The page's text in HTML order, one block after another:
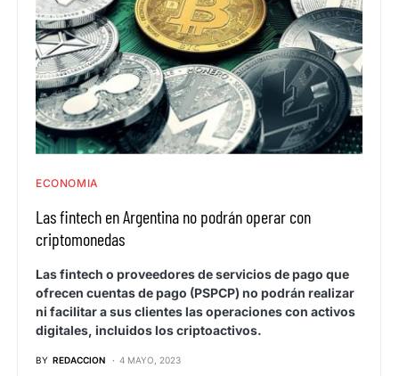
ECONOMIA
Las fintech en Argentina no podrán operar con
criptomonedas
Las fintech o proveedores de servicios de pago que
ofrecen cuentas de pago (PSPCP) no podrán realizar
ni facilitar a sus clientes las operaciones con activos
digitales, incluidos los criptoactivos.
BY REDACCION 4 MAYO, 2023